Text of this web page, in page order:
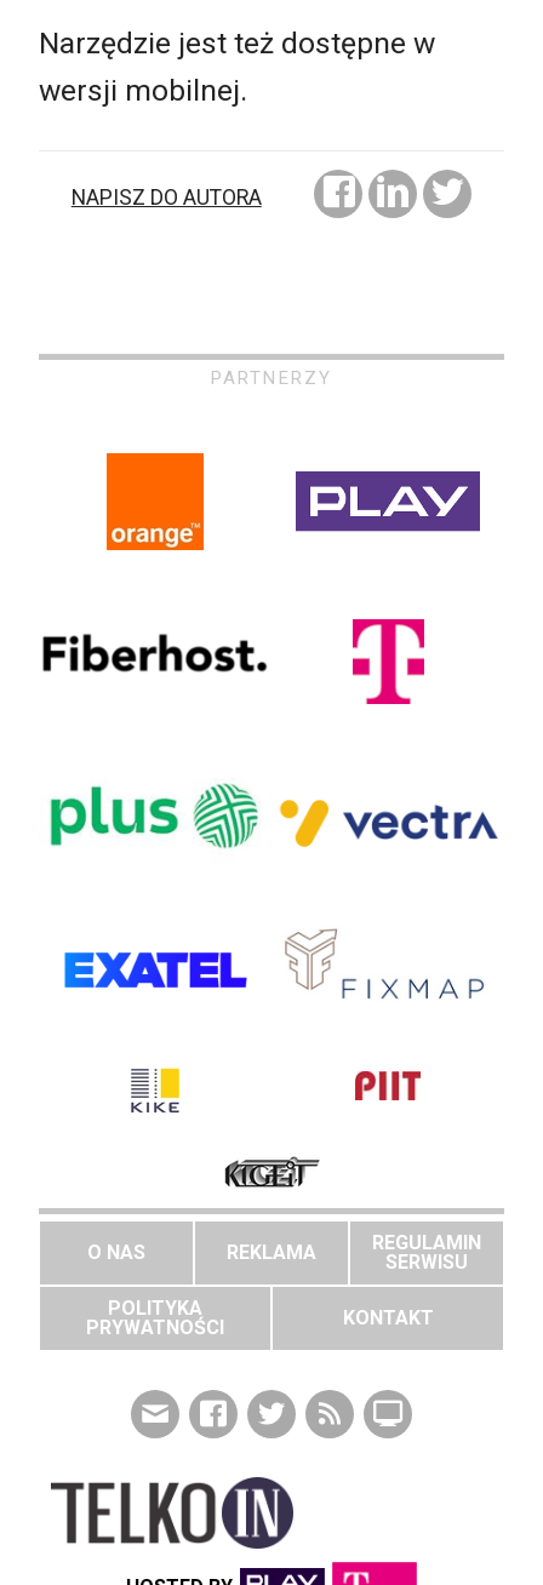
Narzędzie jest też dostępne w
wersji mobilnej.
NAPISZ DO AUTORA
PARTNERZY
O NAS REKLAMA
REGULAMIN
SERWISU
POLITYKA
PRYWATNOŚCI
KONTAKT